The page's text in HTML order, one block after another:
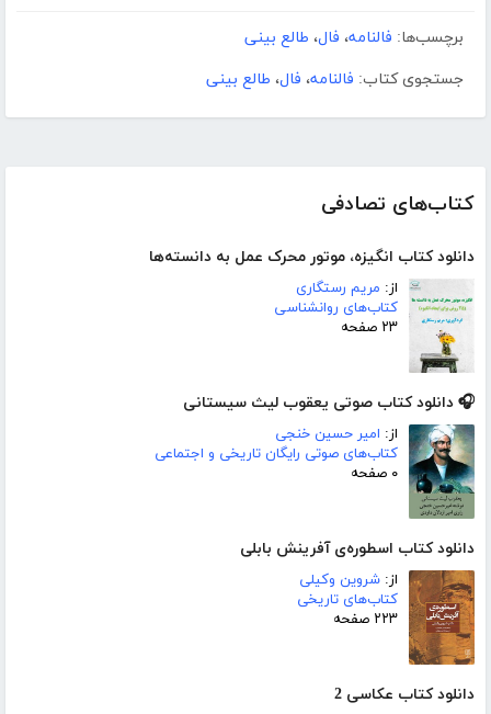
کتاب‌های تصادفی
دانلود کتاب انگیزه، موتور محرک عمل به دانسته‌ها
از: مریم رستگاری
کتاب‌های روانشناسی
۲۳ صفحه
🎧 دانلود کتاب صوتی یعقوب لیث سیستانی
از: امیر حسین خنجی
کتاب‌های صوتی رایگان تاریخی و اجتماعی
۰ صفحه
دانلود کتاب اسطوره‌ی آفرینش بابلی
از: شروین وکیلی
کتاب‌های تاریخی
۲۲۳ صفحه
دانلود کتاب عکاسی 2
برچسب‌ها: فالنامه، فال، طالع بینی
جستجوی کتاب: فالنامه، فال، طالع بینی